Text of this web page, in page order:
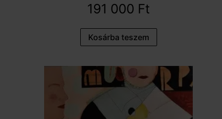
191 000 Ft
Kosárba teszem